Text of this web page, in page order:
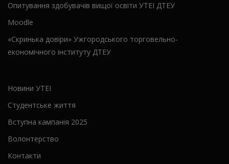
Опитування здобувачів вищої освіти УТЕІ ДТЕУ
Moodle
«Скринька довіри» Ужгородського торговельно-
економічного інституту ДТЕУ
Новини УТЕІ
Студентське життя
Вступна кампанія 2025
Волонтерство
Контакти